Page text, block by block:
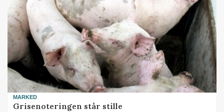
MARKED
Grisenoteringen står stille